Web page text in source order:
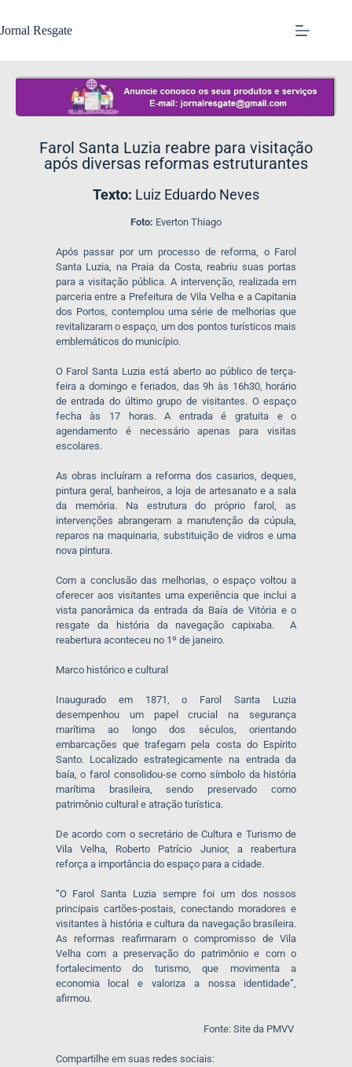
Jornal Resgate
​Farol Santa Luzia reabre para visitação
após diversas reformas estruturantes
Texto: Luiz Eduardo Neves
Foto: Everton Thiago
Após passar por um processo de reforma, o Farol
Santa Luzia, na Praia da Costa, reabriu suas portas
para a visitação pública. A intervenção, realizada em
parceria entre a Prefeitura de Vila Velha e a Capitania
dos Portos, contemplou uma série de melhorias que
revitalizaram o espaço, um dos pontos turísticos mais
emblemáticos do município.
O Farol Santa Luzia está aberto ao público de terça-
feira a domingo e feriados, das 9h às 16h30, horário
de entrada do último grupo de visitantes. O espaço
fecha às 17 horas. A entrada é gratuita e o
agendamento é necessário apenas para visitas
escolares.
As obras incluíram a reforma dos casarios, deques,
pintura geral, banheiros, a loja de artesanato e a sala
da memória. Na estrutura do próprio farol, as
intervenções abrangeram a manutenção da cúpula,
reparos na maquinaria, substituição de vidros e uma
nova pintura.
Com a conclusão das melhorias, o espaço voltou a
oferecer aos visitantes uma experiência que inclui a
vista panorâmica da entrada da Baía de Vitória e o
resgate da história da navegação capixaba. A
reabertura aconteceu no 1º de janeiro.
Marco histórico e cultural
Inaugurado em 1871, o Farol Santa Luzia
desempenhou um papel crucial na segurança
marítima ao longo dos séculos, orientando
embarcações que trafegam pela costa do Espírito
Santo. Localizado estrategicamente na entrada da
baía, o farol consolidou-se como símbolo da história
marítima brasileira, sendo preservado como
patrimônio cultural e atração turística.
De acordo com o secretário de Cultura e Turismo de
Vila Velha, Roberto Patrício Junior, a reabertura
reforça a importância do espaço para a cidade.
“O Farol Santa Luzia sempre foi um dos nossos
principais cartões-postais, conectando moradores e
visitantes à história e cultura da navegação brasileira.
As reformas reafirmaram o compromisso de Vila
Velha com a preservação do patrimônio e com o
fortalecimento do turismo, que movimenta a
economia local e valoriza a nossa identidade”,
afirmou.
Fonte: Site da PMVV
Compartilhe em suas redes sociais: